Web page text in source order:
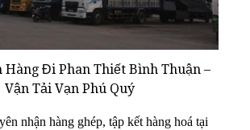
Hàng Đi Phan Thiết Bình Thuận –
Vận Tải Vạn Phú Quý
nhận hàng ghép, tập kết hàng hoá tại